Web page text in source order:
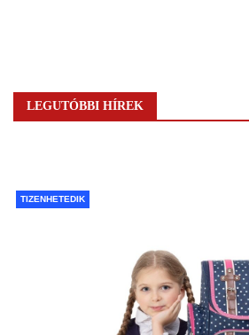
LEGUTÓBBI HÍREK
TIZENHETEDIK